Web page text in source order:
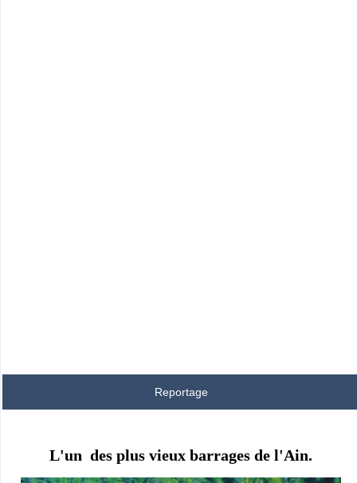
Reportage
L'un des plus vieux barrages de l'Ain.